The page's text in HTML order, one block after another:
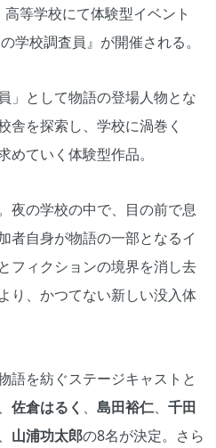
等学校にて体験型イベント
学校調査員』が開催される。
」として物語の登場人物とな
舎を探索し、学校に渦巻く
めていく体験型作品。
夜の学校の中で、目の前で息
者自身が物語の一部となるイ
フィクションの境界を消し去
り、かつてない新しい没入体
語を紡ぐステージキャストと
佐倉はるく 、 島田裕仁、 千田
、 山浦功太郎の8名が決定。さら